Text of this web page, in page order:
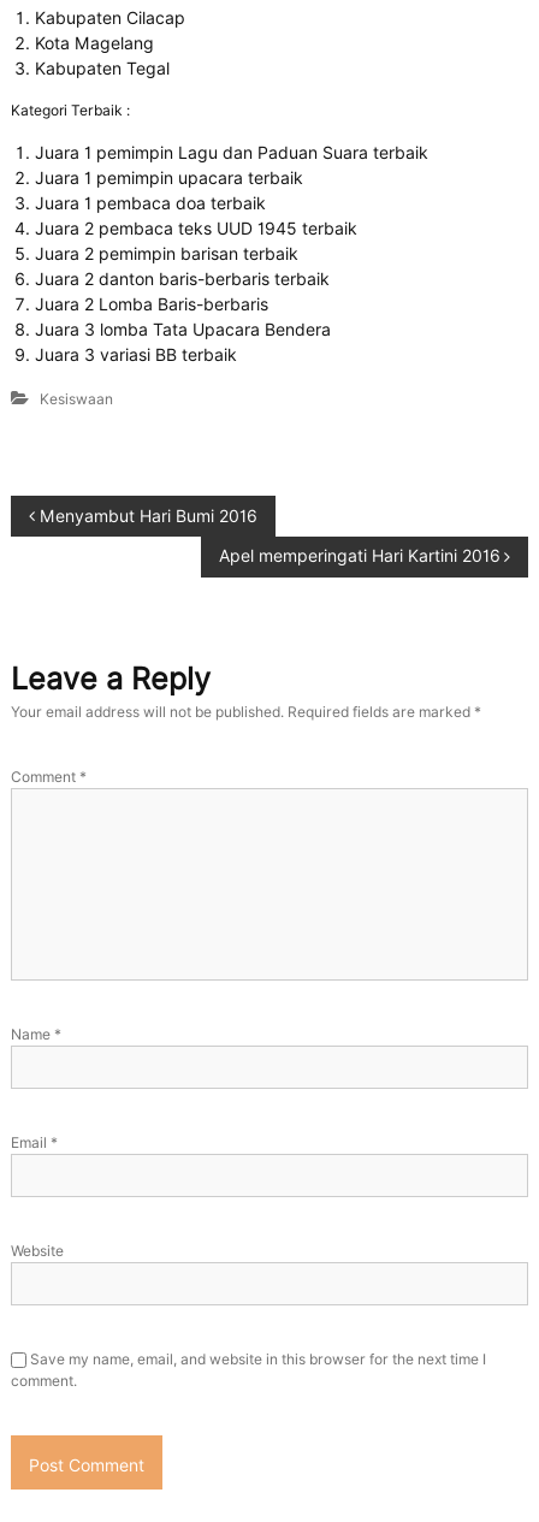
Kabupaten Cilacap
Kota Magelang
Kabupaten Tegal
Kategori Terbaik :
Juara 1 pemimpin Lagu dan Paduan Suara terbaik
Juara 1 pemimpin upacara terbaik
Juara 1 pembaca doa terbaik
Juara 2 pembaca teks UUD 1945 terbaik
Juara 2 pemimpin barisan terbaik
Juara 2 danton baris-berbaris terbaik
Juara 2 Lomba Baris-berbaris
Juara 3 lomba Tata Upacara Bendera
Juara 3 variasi BB terbaik
Kesiswaan
Menyambut Hari Bumi 2016
Apel memperingati Hari Kartini 2016
Leave a Reply
Your email address will not be published. Required fields are marked *
Comment *
Name *
Email *
Website
Save my name, email, and website in this browser for the next time I
comment.